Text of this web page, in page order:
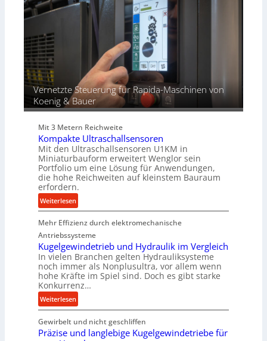
u
d
i
P
r
o
d
u
k
t
i
o
n
i
n
d
e
n
M
i
t
t
Vernetzte Steuerung für Rapida-Maschinen von
Koenig & Bauer
Mit 3 Metern Reichweite
Kompakte Ultraschallsensoren
Mit den Ultraschallsensoren U1KM in
Miniaturbauform erweitert Wenglor sein
Portfolio um eine Lösung für Anwendungen,
die hohe Reichweiten auf kleinstem Bauraum
erfordern.
Weiterlesen:
K
o
m
p
a
k
t
e
U
l
t
r
Mehr Effizienz durch elektromechanische
Antriebssysteme
Kugelgewindetrieb und Hydraulik im Vergleich
In vielen Branchen gelten Hydrauliksysteme
noch immer als Nonplusultra, vor allem wenn
hohe Kräfte im Spiel sind. Doch es gibt starke
Konkurrenz…
Weiterlesen:
K
u
g
Gewirbelt und nicht geschliffen
Präzise und langlebige Kugelgewindetriebe für